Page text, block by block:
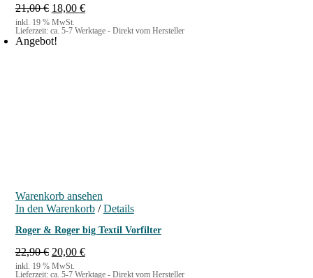
21,00€ U
r
s
p
r
e
s
w
a
r
18,00 €A
t
s
t
1
8
,
0
inkl. 19 % MwSt.
Lieferzeit: ca. 5-7 Werktage - Direkt vom Hersteller
Angebot!
Warenkorb ansehen
In den Warenkorb / Details
Roger & Roger big Textil Vorfilter
22,90€ U
r
20,00 €A
inkl. 19 % MwSt.
Lieferzeit: ca. 5-7 Werktage - Direkt vom Hersteller